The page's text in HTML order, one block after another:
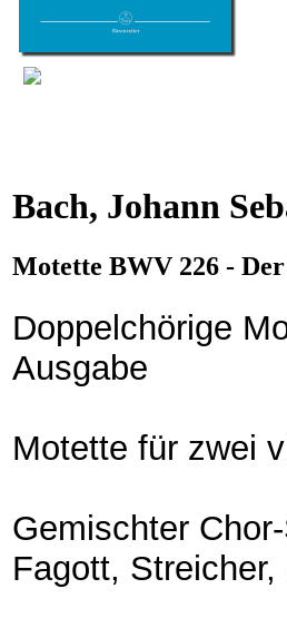
Bach, Johann
Motette BWV 226 -
Doppelchörige
Ausgabe
Motette für zwei
Gemischter
Fagott,